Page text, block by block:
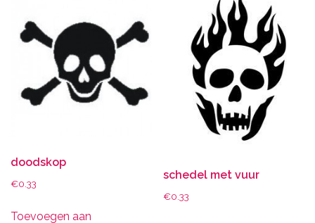
doodskop
€0.33
Toevoegen aan
schedel met vuur
€0.33